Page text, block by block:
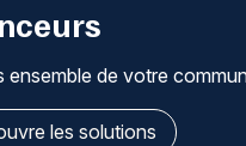
ensemble de votre
les solutions